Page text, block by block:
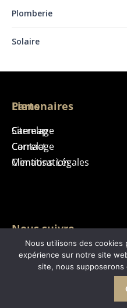
Plomberie
Solaire
Liens
Sitemap
Contact
Mentions Légales
Partenaires
Carrelage
Carrelage
Climatisation
Nous suivre
Maison
Nous utilisons des cookies
expérience sur notre site
site, nous